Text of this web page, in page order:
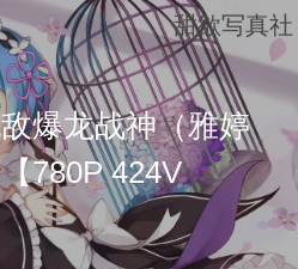
爆龙战神（雅婷
780P 424V
甜欲写真社